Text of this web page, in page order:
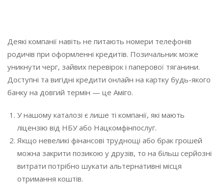
Деякі компанії навіть не питають номери телефонів
родичів при оформленні кредитів. Позичальник може
уникнути черг, зайвих перевірок і паперової тяганини.
Доступні та вигідні кредити онлайн на картку будь-якого
банку на довгий термін — це Аміго.
У нашому каталозі є лише ті компанії, які мають
ліцензію від НБУ або Нацкомфінпослуг.
Якщо невеликі фінансові труднощі або брак грошей
можна закрити позикою у друзів, то на більш серйозні
витрати потрібно шукати альтернативні місця
отримання коштів.